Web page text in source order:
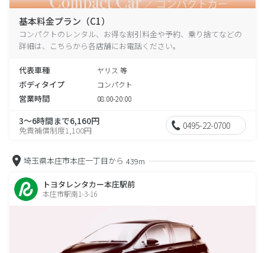
基本料金プラン（C1）
コンパクトのレンタル、お得な割引料金や予約、乗り捨てなどの
詳細は、こちらから各店舗にお電話ください。
代表車種 ヤリス 等
ボディタイプ コンパクト
営業時間 08:00-20:00
3～6時間まで6,160円
免責補償制度1,100円 0495-22-0700
埼玉県本庄市本庄一丁目から 439m
トヨタレンタカー本庄駅前
本庄市駅南1-3-16